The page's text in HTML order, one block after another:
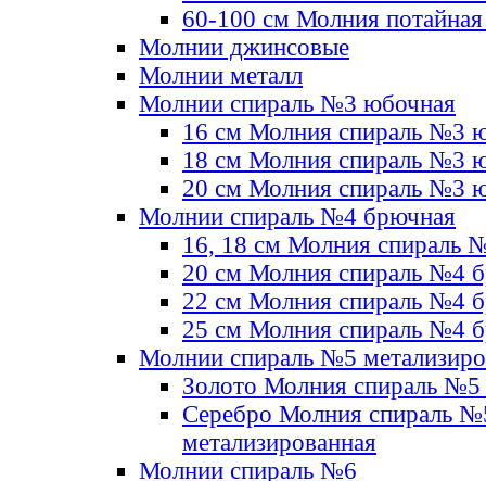
60-100 см Молния
Молнии джинсовые
Молнии металл
Молнии спираль №3 юбочная
16 см Молния спираль №3
18 см Молния спираль №3
20 см Молния спираль №3
Молнии спираль №4 брючная
16, 18 см Молния спираль
20 см Молния спираль №4
22 см Молния спираль №4
25 см Молния спираль №4
Молнии спираль №5
Золото Молния спираль №5
Серебро Молния спираль
метализированная
Молнии спираль №6